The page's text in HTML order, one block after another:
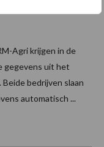
Agri krijgen in de
gegevens uit het
bedrijven slaan
automatisch ...